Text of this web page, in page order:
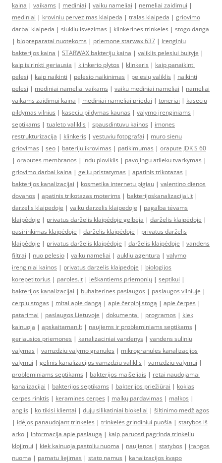
kaina | vaikams | mediniai | vaiku nameliai | nemeliai zaidimui |
mediniai | kroviniu pervezimas klaipeda | tralas klaipeda | griovimo
darbai klaipeda | siukliu isvezimas | klinkerines trinkeles | stogo danga
| biopreparatai nuotekoms | priemone starwax 637 | irenginiu
bakterijos kaina | STARWAX bakteriju kaina | valiklis pelesiui buityje |
kaip isirinkti geriausia | klinkerio plytos | klinkeris | kaip panaikinti
pelesi | kaip naikinti | pelesio naikinimas | pelesių valiklis | naikinti
pelesi | mediniai nameliai vaikams | vaiku mediniai nameliai | nameliai
vaikams zaidimui kaina | mediniai nameliai priedai | toneriai | kaseciu
pildymas vilnius | kaseciu pildymas kaunas | valymo įrenginiams |
septikams | tualeto valiklis | spausdintuvu kainos | imones
restrukturizacija | klinkeris | vestuviu fotografai | muro sienu
griovimas | seo | bateriju ikrovimas | patikimumas | orapute JDK S 60
| oraputes membranos | indu ploviklis | pavojingu atlieku tvarkymas |
griovimo darbai kaina | geliu pristatymas | apatinis trikotazas |
bakterijos kanalizacijai | kosmetika internetu pigiau | valentino dienos
dovanos | apatinis trikotazas moterims | bakterijoskanalizacijai.lt |
darzelis klaipedoje | vaiku darzelis klaipedoje | pagalba tėvams
klaipėdoje | privatus darželis klaipėdoje gelbėja | darželis klaipėdoje |
pasirinkimas klaipėdoje | darželis klaipėdoje | privatus darželis
klaipėdoje | privatus darželis klaipėdoje | darželis klaipėdoje | vandens
filtrai | nuo pelesio | vaiku nameliai | aukliu agentura | valymo
irenginiai kainos | privatus darzelis klaipedoje | biologijos
korepetitorius | paroles.lt | ieškantiems priemonių | septikui |
bakterijos kanalizacijai | buhalterines paslaugos | paslaugos vilniuje |
cerpiu stogas | mitai apie dangą | apie čerpinį stogą | apie čerpes |
patarimai | paslaugos Lietuvoje | dokumentai | programos | kiek
kainuoja | apskaitaman.lt | naujiems ir probleminiams septikams |
geriausios priemones | kanalizaciniai vandenys | vandens suliniu
valymas | vamzdziu valymo granules | mikrogranules kanalizacijos
valymui | gelinis kanalizacijos vamzdziu valiklis | vamzdziu valymui |
probleminiams septikams | bakterijos maišeliais | retai naudojamai
kanalizacijai | bakterijos septikams | bakterijos priežiūrai | kokias
cerpes rinktis | keramines cerpes | malkų pardavimas | malkos |
anglis | ko tikisi klientai | dujų silikatiniai blokeliai | šiltinimo medžiagos
| idėjos panaudojant trinkeles | trinkelės grindiniui puošia | statybos iš
arko | informacija apie paslaugą | kaip paruosti pagrinda trinkeliu
klojimui | kiek kainuoja pastoliu nuoma | naujienos | statybos | įrangos
nuoma | pamatu liejimas | stato namus | kanalizacijos kvapo